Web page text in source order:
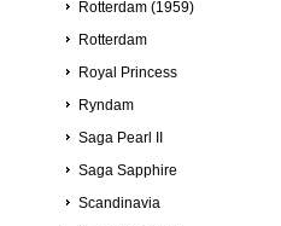
Rotterdam (1959)
Rotterdam
Royal Princess
Ryndam
Saga Pearl II
Saga Sapphire
Scandinavia